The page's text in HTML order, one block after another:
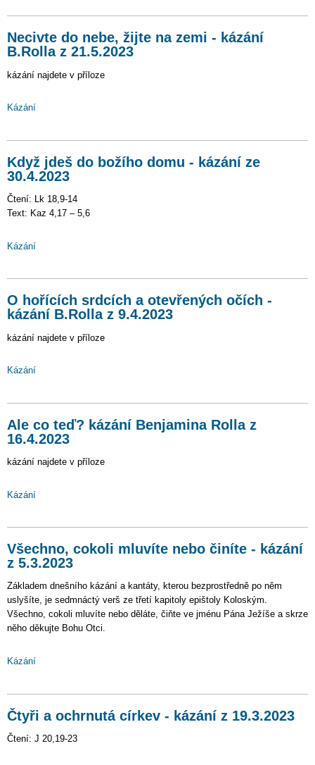
Necivte do nebe, žijte na zemi - kázání
B.Rolla z 21.5.2023
kázání najdete v příloze
Kázání
Když jdeš do božího domu - kázání ze
30.4.2023
Čtení: Lk 18,9-14
Text: Kaz 4,17 – 5,6
Kázání
O hořících srdcích a otevřených očích -
kázání B.Rolla z 9.4.2023
kázání najdete v příloze
Kázání
Ale co teď? kázání Benjamina Rolla z
16.4.2023
kázání najdete v příloze
Kázání
Všechno, cokoli mluvíte nebo činíte - kázání
z 5.3.2023
Základem dnešního kázání a kantáty, kterou bezprostředně po něm
uslyšíte, je sedmnáctý verš ze třetí kapitoly epištoly Koloským.
Všechno, cokoli mluvíte nebo děláte, čiňte ve jménu Pána Ježíše a skrze
něho děkujte Bohu Otci.
Kázání
Čtyři a ochrnutá církev - kázání z 19.3.2023
Čtení: J 20,19-23